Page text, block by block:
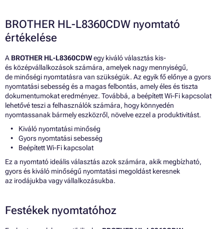
BROTHER HL-L8360CDW nyomtató
értékelése
A BROTHER HL-L8360CDWegy kiváló választás kis-
és középvállalkozások számára, amelyek nagy mennyiségű,
de minőségi nyomtatásra van szükségük. Az egyik fő előnye a gyors
nyomtatási sebesség és a magas felbontás, amely éles és tiszta
dokumentumokat eredményez. Továbbá, a beépített Wi-Fi kapcsolat
lehetővé teszi a felhasználók számára, hogy könnyedén
nyomtassanak bármely eszközről, növelve ezzel a produktivitást.
Kiváló nyomtatási minőség
Gyors nyomtatási sebesség
Beépített Wi-Fi kapcsolat
Ez a nyomtató ideális választás azok számára, akik megbízható,
gyors és kiváló minőségű nyomtatási megoldást keresnek
az irodájukba vagy vállalkozásukba.
Festékek nyomtatóhoz